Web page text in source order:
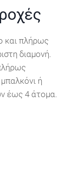
και πλήρως
διαμονή.
ή
έως 4 άτομα.